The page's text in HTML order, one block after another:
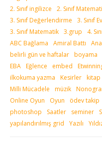
2. Sınıf ingilizce
2. Sınıf
3. Sınıf Değerlendirme
3. Sınıf
3. Sınıf Matematik 3.grup 4.
ABC Bağlama
Amiral Battı
belirli gün ve haftalar boyama
EBA Eğlence embed
ilkokuma yazma
Kesirler kitap
Milli Mücadele
müzik
Online Oyun
Oyun ödev takip
photoshop
Saatler seminer
yapılandırılmış grid
Yazılı